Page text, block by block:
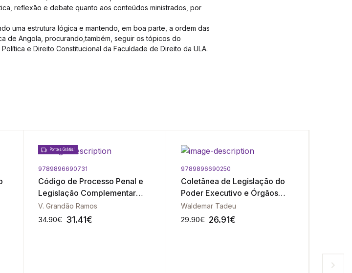
reflexão e debate quanto aos conteúdos ministrados, por
uma estrutura lógica e mantendo, em boa parte, a ordem das
de Angola, procurando,também, seguir os tópicos do
e Direito Constitucional da Faculdade de Direito da ULA.
Portes Grátis!
9789896690731
Código de Processo Penal e
Legislação Complementar
Angola
V. Grandão Ramos
34.90€ 31.41€
9789896690250
Coletânea de Legislação do
Poder Executivo e Órgãos
Essenciais Auxiliares
Waldemar Tadeu
29.90€ 26.91€